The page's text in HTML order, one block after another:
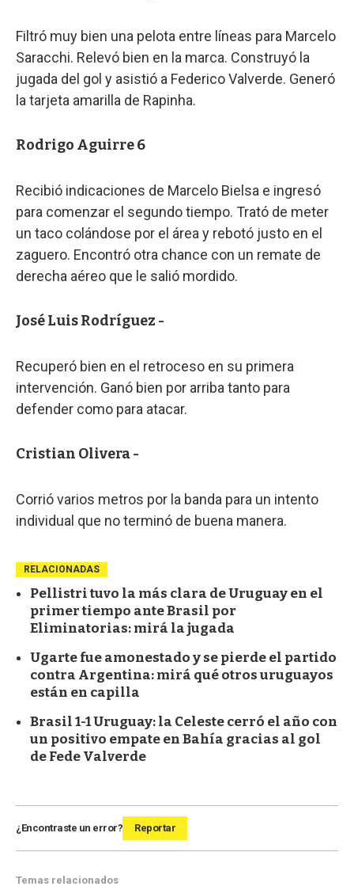
Filtró muy bien una pelota entre líneas para Marcelo
Saracchi. Relevó bien en la marca. Construyó la
jugada del gol y asistió a Federico Valverde. Generó
la tarjeta amarilla de Rapinha.
Rodrigo Aguirre 6
Recibió indicaciones de Marcelo Bielsa e ingresó
para comenzar el segundo tiempo. Trató de meter
un taco colándose por el área y rebotó justo en el
zaguero. Encontró otra chance con un remate de
derecha aéreo que le salió mordido.
José Luis Rodríguez -
Recuperó bien en el retroceso en su primera
intervención. Ganó bien por arriba tanto para
defender como para atacar.
Cristian Olivera -
Corrió varios metros por la banda para un intento
individual que no terminó de buena manera.
RELACIONADAS
Pellistri tuvo la más clara de Uruguay en el
primer tiempo ante Brasil por
Eliminatorias: mirá la jugada
Ugarte fue amonestado y se pierde el partido
contra Argentina: mirá qué otros uruguayos
están en capilla
Brasil 1-1 Uruguay: la Celeste cerró el año con
un positivo empate en Bahía gracias al gol
de Fede Valverde
¿Encontraste un error? Reportar
Temas relacionados